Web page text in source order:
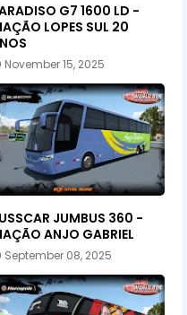
G7 1600 LD -
LOPES SUL 20
November 15, 2025
JUMBUS 360 -
ANJO GABRIEL
September 08, 2025